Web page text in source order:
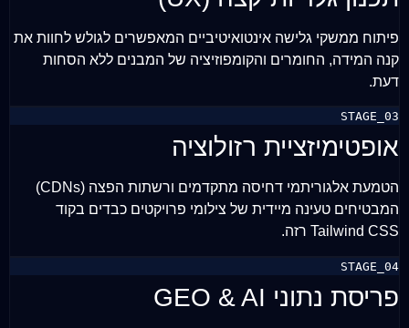
פיתוח ממשקי גלישה אינטואיטיביים המאפשרים לגולש לחוות את
קנה המידה, החומרים והקומפוזיציה של המבנים ללא הסחות
דעת.
STAGE_03
אופטימיזציית רזולוציה
הטמעת אלגוריתמי דחיסה מתקדמים ורשתות הפצה (CDNs)
המבטיחים טעינה מיידית של צילומי פרויקטים כבדים בקוד
Tailwind CSS רזה.
STAGE_04
פריסת נתוני GEO & AI